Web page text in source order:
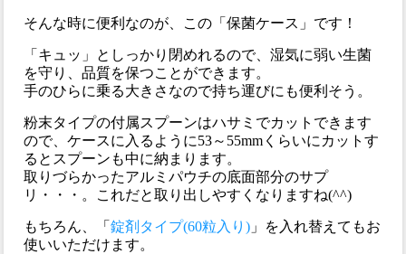
そんな時に便利なのが、この「保菌ケース」です！
「キュッ」としっかり閉めれるので、湿気に弱い生菌
を守り、品質を保つことができます。
手のひらに乗る大きさなので持ち運びにも便利そう。
粉末タイプの付属スプーンはハサミでカットできます
ので、ケースに入るように53～55mmくらいにカットす
るとスプーンも中に納まります。
取りづらかったアルミパウチの底面部分のサプ
リ・・・。これだと取り出しやすくなりますね(^^)
もちろん、「錠剤タイプ(60粒入り) 」を入れ替えてもお
使いいただけます。